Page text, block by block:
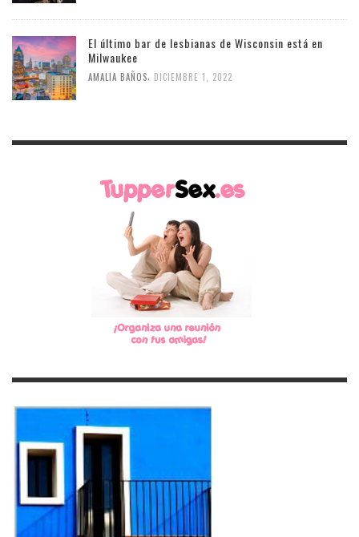
El último bar de lesbianas de Wisconsin está en
Milwaukee
AMALIA BAÑOS DICIEMBRE 1, 2022